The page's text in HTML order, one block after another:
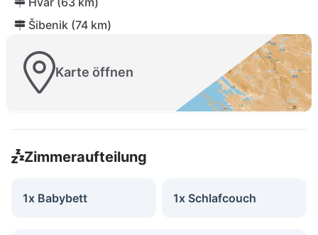
Šibenik (74 km)
Karte öffnen
Zimmeraufteilung
1x Babybett 1x Schlafcouch